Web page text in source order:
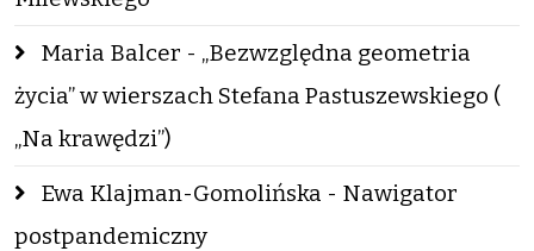
Maria Balcer - „Bezwzględna geometria
życia” w wierszach Stefana Pastuszewskiego (
„Na krawędzi”)
Ewa Klajman-Gomolińska - Nawigator
postpandemiczny